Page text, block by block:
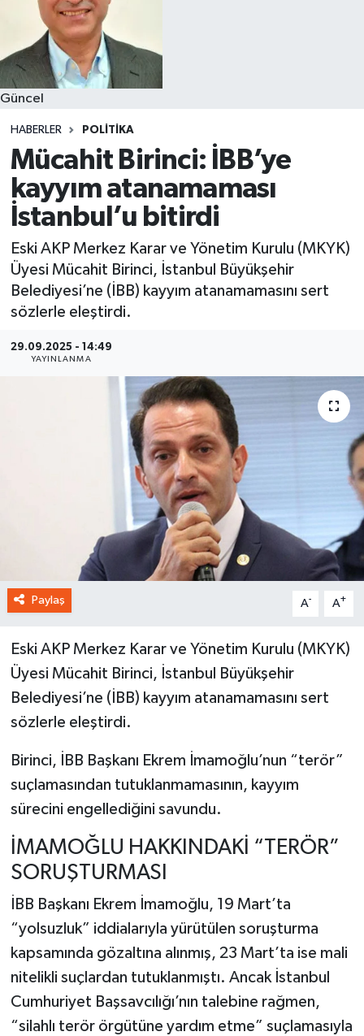
Güncel
HABERLER POLITIKA
Mücahit Birinci: İBB’ye
kayyım atanamaması
İstanbul’u bitirdi
Eski AKP Merkez Karar ve Yönetim Kurulu (MKYK)
Üyesi Mücahit Birinci, İstanbul Büyükşehir
Belediyesi’ne (İBB) kayyım atanamamasını sert
sözlerle eleştirdi.
29.09.2025 - 14:49
YAYINLANMA
Paylaş A- A+
Eski AKP Merkez Karar ve Yönetim Kurulu (MKYK)
Üyesi Mücahit Birinci, İstanbul Büyükşehir
Belediyesi’ne (İBB) kayyım atanamamasını sert
sözlerle eleştirdi.
Birinci, İBB Başkanı Ekrem İmamoğlu’nun “terör”
suçlamasından tutuklanmamasının, kayyım
sürecini engellediğini savundu.
İMAMOĞLU HAKKINDAKİ “TERÖR”
SORUŞTURMASI
İBB Başkanı Ekrem İmamoğlu, 19 Mart’ta
“yolsuzluk” iddialarıyla yürütülen soruşturma
kapsamında gözaltına alınmış, 23 Mart’ta ise mali
nitelikli suçlardan tutuklanmıştı. Ancak İstanbul
Cumhuriyet Başsavcılığı’nın talebine rağmen,
“silahlı terör örgütüne yardım etme” suçlamasıyla